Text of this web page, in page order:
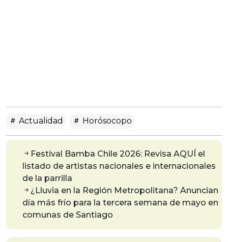
Actualidad Horósocopo
Festival Bamba Chile 2026: Revisa AQUÍ el
listado de artistas nacionales e internacionales
de la parrilla
¿Lluvia en la Región Metropolitana? Anuncian
día más frío para la tercera semana de mayo en
comunas de Santiago